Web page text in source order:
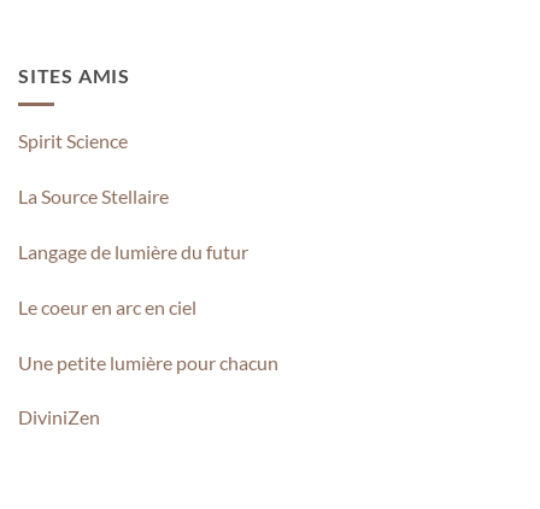
SITES AMIS
Spirit Science
La Source Stellaire
Langage de lumière du futur
Le coeur en arc en ciel
Une petite lumière pour chacun
DiviniZen